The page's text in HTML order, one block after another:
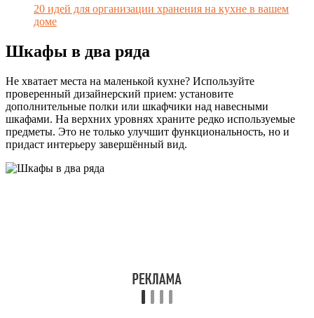
20 идей для организации хранения на кухне в вашем
доме
Шкафы в два ряда
Не хватает места на маленькой кухне? Используйте
проверенный дизайнерский прием: установите
дополнительные полки или шкафчики над навесными
шкафами. На верхних уровнях храните редко используемые
предметы. Это не только улучшит функциональность, но и
придаст интерьеру завершённый вид.